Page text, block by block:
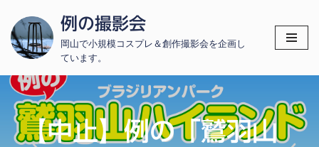
コ
ン
ン
ツ
へ
ス
例の撮影会
岡山で小規模コスプレ＆創作撮影会を企画し
ています。
【中止】例の「鷲羽山